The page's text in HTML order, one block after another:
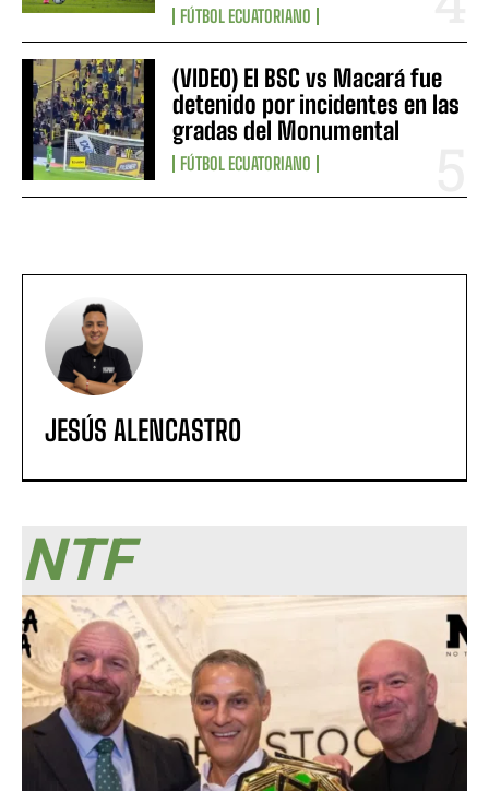
FÚTBOL ECUATORIANO
(VIDEO) El BSC vs Macará fue
detenido por incidentes en las
gradas del Monumental
FÚTBOL ECUATORIANO
JESÚS ALENCASTRO
NTF